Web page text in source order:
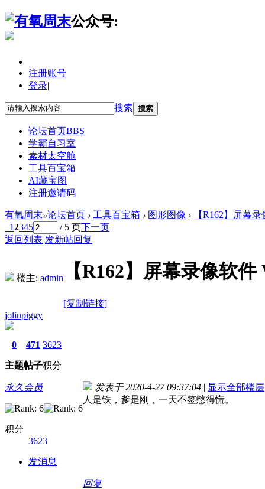
公众号:
注册账号
登录|
搜索 搜索
论坛首页BBS
学霸自习室
素材太空舱
工具百宝箱
AI藏宝图
注册邀请码
有氧周末»论坛首页 › 工具百宝箱 › 图形图像 ›
【R162】屏幕
12345 / 5 页下一页
返回列表 发新帖回复
楼主: admin 【R162】屏幕录像软
[复制链接]
jolinpiggy
0
主题
471
帖子
3623
积分
永久会员
积分
3623
发消息
发表于 2020-4-27 09:37:04 | 显示全部楼层
人是铁，爹是刚，一天不签憋得慌。
回复